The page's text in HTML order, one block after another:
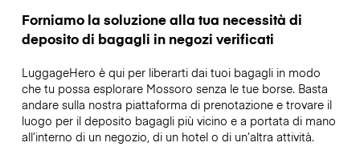
Forniamo la soluzione alla tua necessità di
deposito di bagagli in negozi verificati
LuggageHero è qui per liberarti dai tuoi bagagli in modo
che tu possa esplorare Mossoro senza le tue borse. Basta
andare sulla nostra piattaforma di prenotazione e trovare il
luogo per il deposito bagagli più vicino e a portata di mano
all’interno di un negozio, di un hotel o di un’altra attività.